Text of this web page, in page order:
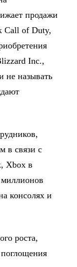
продажи
Call of Duty,
Inc.,
не называть
в связи с
Xbox в
консолях и
роста,